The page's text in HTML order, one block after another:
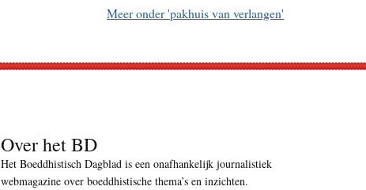
Meer onder 'pakhuis van verlangen'
Over het BD
Het Boeddhistisch Dagblad is een onafhankelijk journalistiek
webmagazine over boeddhistische thema’s en inzichten.